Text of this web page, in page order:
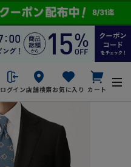
ログイン店舗検索お気に入り カート